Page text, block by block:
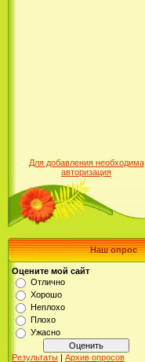
Для добавления необходима
авторизация
Наш опрос
Оцените мой сайт
Отлично
Хорошо
Неплохо
Плохо
Ужасно
Результаты | Архив опросов